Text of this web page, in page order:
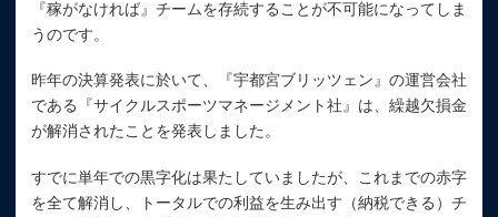
『稼がなければ』チームを存続することが不可能になってしま
うのです。
昨年の決算発表に於いて、『宇都宮ブリッツェン』の運営会社
である『サイクルスポーツマネージメント社』は、繰越欠損金
が解消されたことを発表しました。
すでに単年での黒字化は果たしていましたが、これまでの赤字
を全て解消し、トータルでの利益を生み出す（納税できる）チ